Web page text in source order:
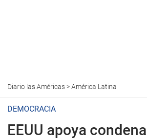
Diario las Américas>América Latina
DEMOCRACIA
EEUU apoya